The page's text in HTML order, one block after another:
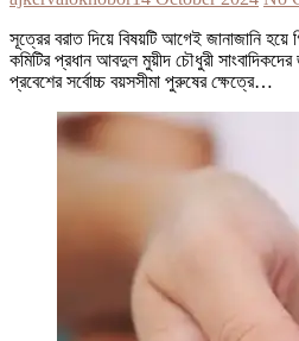
সূত্রের বরাত দিয়ে বিষয়টি আগেই জানাজানি হয়ে
কমিটির প্রধান আবদুল মুয়ীদ চৌধুরী সাংবাদিকদের
প্রবেশের সর্বোচ্চ বয়সসীমা পুরুষের ক্ষেত্রে…